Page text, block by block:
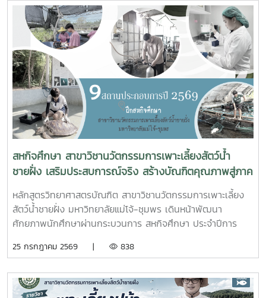
ศาลากลางจังหวัดชุมพร โดยมีนายจักรพงศ์ นิลไพรัช ธนารักษ์
พื้นที่ชุมพร เป็นประธานในการประชุมในการนี้ นายอุดม จิตตวงค์
โยธาธิการและผังเมืองจังหวัดชุมพร พร้อมด้วยคณะที่ปรึกษา
โครงการจัดรูปที่ดินเพื่อพัฒนาพื้นที่ส่วนจังหวัดชุมพร บริเวณ
ถนนผังเมืองรวม สาย ก3 และก4 ในเขตผังเมืองรวมชุมชน
ปากน้ำหลังสวน เข้าร่วมการประชุมฯ ดังกล่าว เพื่อพิจารณาขอ
ความเห็นชอบค่าชดเชยต้นไม้และพืชผล และค่าชดเชยอาคารและ
สิ่งปลูกสร้างจากกองทุนจัดรูปที่ดินเพื่อพัฒนาพื้นที่มติที่ประชุม
รับทราบรายละเอียดราคาและเห็นควรให้เสนอคณะกรรมการ
จังหวัดขอรับเงินอุดหนุนจากกกองทุนจัดรูปเพื่อพัฒนาพื้นที่
สหกิจศึกษา สาขาวิชานวัตกรรมการเพาะเลี้ยงสัตว์น้ำ
ชายฝั่ง เสริมประสบการณ์จริง สร้างบัณฑิตคุณภาพสู่ภาค
อุตสาหกรรมการผลิตสัตว์น้ำ
หลักสูตรวิทยาศาสตรบัณฑิต สาขาวิชานวัตกรรมการเพาะเลี้ยง
สัตว์น้ำชายฝั่ง มหาวิทยาลัยแม่โจ้-ชุมพร เดินหน้าพัฒนา
ศักยภาพนักศึกษาผ่านกระบวนการ สหกิจศึกษา ประจำปีการ
การและหน่วยงานภาคีเครือข่ายเป็นระยะเวลา 4 เดือน เพื่อให้
ความรู้จากห้องเรียนไปประยุกต์ใช้ในการทำงานจริงทั้งนี้ สหกิจ
ศึกษาเป็นส่วนสำคัญของการจัดการเรียนการสอน ที่มุ่งเน้นการ
25 กรกฎาคม 2569 | 838